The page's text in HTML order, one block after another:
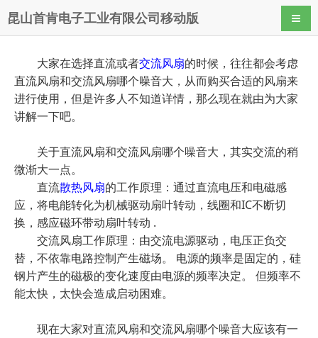
昆山首肯电子工业有限公司移动版 导航
大家在选择直流或者交流风扇的时候，往往都会考虑
直流风扇和交流风扇哪个噪音大，从而购买合适的风扇来
进行使用，但是许多人不知道详情，那么现在就由为大家
讲解一下吧。
关于直流风扇和交流风扇哪个噪音大，其实交流的稍
微渐大一点。
直流散热风扇的工作原理：通过直流电压和电磁感
应，将电能转化为机械驱动扇叶转动，线圈和IC不断切
换，感应磁环带动扇叶转动 .
交流风扇工作原理：由交流电源驱动，电压正负交
替，不依靠电路控制产生磁场。 电源的频率是固定的，硅
钢片产生的磁极的变化速度由电源的频率决定。 但频率不
能太快，太快会造成启动困难。
现在大家对直流风扇和交流风扇哪个噪音大应该有一